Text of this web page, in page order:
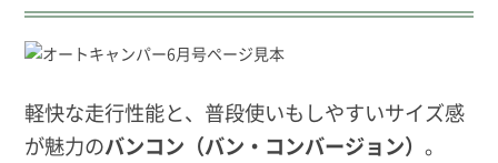
軽快な走行性能と、普段使いもしやすいサイズ感
が魅力のバンコン（バン・コンバージョン）。